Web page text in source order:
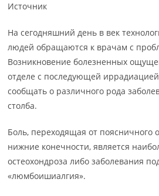
Источник
На сегодняшний день в век
людей обращаются к врачам с
Возникновение болезненных
отделе с последующей
сообщать о различного рода
столба.
Боль, переходящая от поясничного
нижние конечности, является
остеохондроза либо заболевания
«люмбоишиалгия».